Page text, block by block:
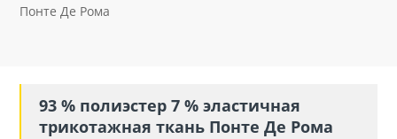
Понте Де Рома
93 % полиэстер 7 % эластичная
трикотажная ткань Понте Де Рома